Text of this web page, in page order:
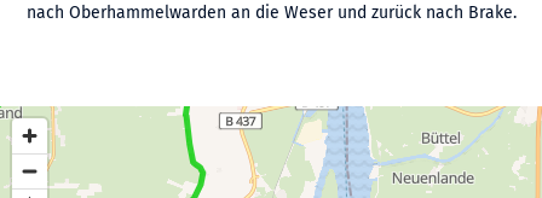
nach Oberhammelwarden an die Weser und zurück nach Brake.